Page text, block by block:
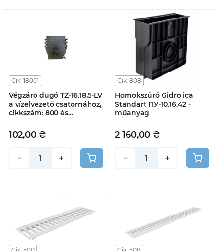
Cik. 18001
Végzáró dugó TZ-16.18,5-LV
a vízelvezető csatornához,
cikkszám: 800 és
102,00 ₴
− +
Cik. 808
Homokszűrő Gidrolica
Standart ПУ-10.16.42 -
műanyag
2 160,00 ₴
− +